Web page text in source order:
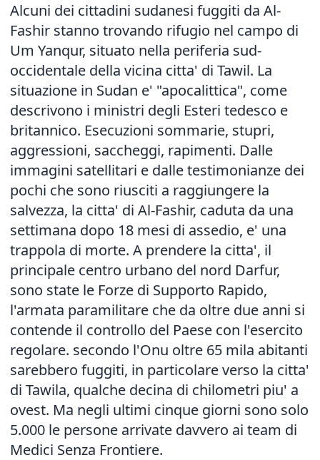
Alcuni dei cittadini sudanesi fuggiti da Al-
Fashir stanno trovando rifugio nel campo di
Um Yanqur, situato nella periferia sud-
occidentale della vicina citta' di Tawil. La
situazione in Sudan e' "apocalittica", come
descrivono i ministri degli Esteri tedesco e
britannico. Esecuzioni sommarie, stupri,
aggressioni, saccheggi, rapimenti. Dalle
immagini satellitari e dalle testimonianze dei
pochi che sono riusciti a raggiungere la
salvezza, la citta' di Al-Fashir, caduta da una
settimana dopo 18 mesi di assedio, e' una
trappola di morte. A prendere la citta', il
principale centro urbano del nord Darfur,
sono state le Forze di Supporto Rapido,
l'armata paramilitare che da oltre due anni si
contende il controllo del Paese con l'esercito
regolare. secondo l'Onu oltre 65 mila abitanti
sarebbero fuggiti, in particolare verso la citta'
di Tawila, qualche decina di chilometri piu' a
ovest. Ma negli ultimi cinque giorni sono solo
5.000 le persone arrivate davvero ai team di
Medici Senza Frontiere.